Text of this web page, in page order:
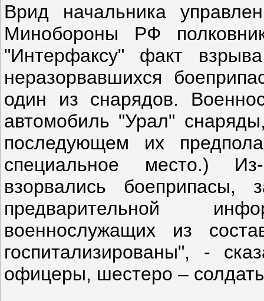
Врид начальника
Минобороны РФ
"Интерфаксу" факт
неразорвавшихся
один из снарядов.
автомобиль "Урал"
последующем их
специальное место.)
взорвались боеприпасы,
предварительной
военнослужащих из
госпитализированы", -
офицеры, шестеро –